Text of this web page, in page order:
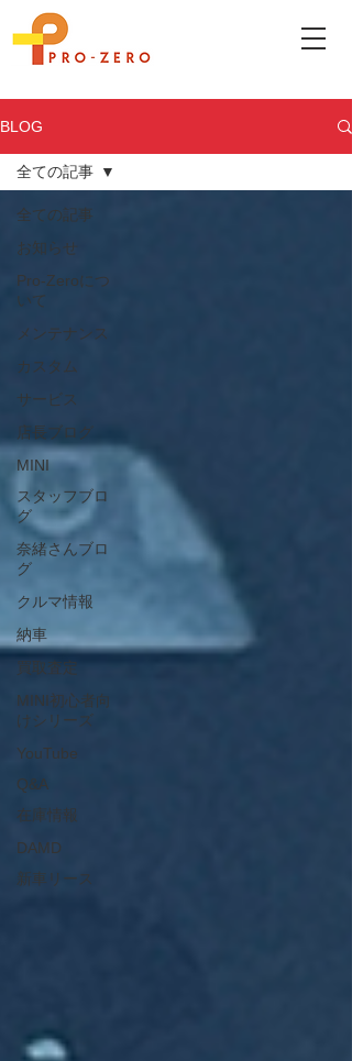
BLOG
全ての記事
お知らせ
Pro-Zeroにつ
いて
メンテナンス
カスタム
サービス
店長ブログ
MINI
スタッフブロ
グ
奈緒さんブロ
グ
クルマ情報
納車
買取査定
MINI初心者向
けシリーズ
YouTube
Q&A
在庫情報
DAMD
新車リース
全ての記事